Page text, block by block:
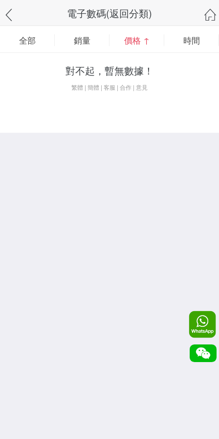
電子數碼(返回分類)
全部 銷量 價格 ↑ 時間
對不起，暫無數據！
繁體 | 簡體 | 客服 | 合作 | 意見